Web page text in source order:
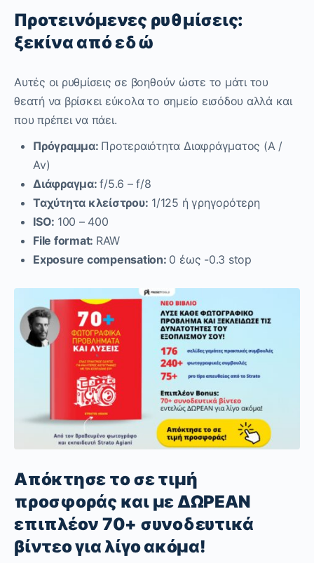
Προτεινόμενες ρυθμίσεις:
ξεκίνα από εδώ
Αυτές οι ρυθμίσεις σε βοηθούν ώστε το μάτι του
θεατή να βρίσκει εύκολα το σημείο εισόδου αλλά και
που πρέπει να πάει.
Πρόγραμμα: Προτεραιότητα Διαφράγματος (A /
Av)
Διάφραγμα:f/5.6 – f/8
Ταχύτητα κλείστρου: 1/125 ή γρηγορότερη
ISO: 100 – 400
File format: RAW
Exposure compensation: 0 έως -0.3 stop
Απόκτησε το σε τιμή
προσφοράς και με ΔΩΡΕΑΝ
επιπλέον 70+ συνοδευτικά
βίντεο για λίγο ακόμα!